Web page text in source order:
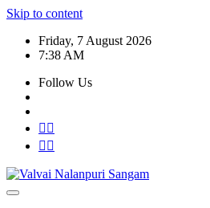
Skip to content
Friday, 7 August 2026
7:38 AM
Follow Us